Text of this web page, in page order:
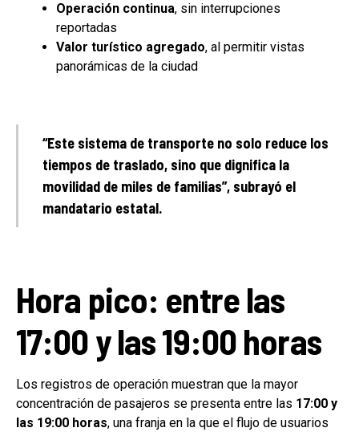
Operación continua, sin interrupciones
reportadas
Valor turístico agregado, al permitir vistas
panorámicas de la ciudad
“Este sistema de transporte no solo reduce los
tiempos de traslado, sino que dignifica la
movilidad de miles de familias”, subrayó el
mandatario estatal.
Hora pico: entre las
17:00 y las 19:00 horas
Los registros de operación muestran que la mayor
concentración de pasajeros se presenta entre las 17:00 y
las 19:00 horas, una franja en la que el flujo de usuarios